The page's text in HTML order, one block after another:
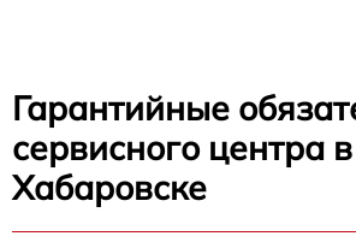
Гарантийные
сервисного центра в
Хабаровске